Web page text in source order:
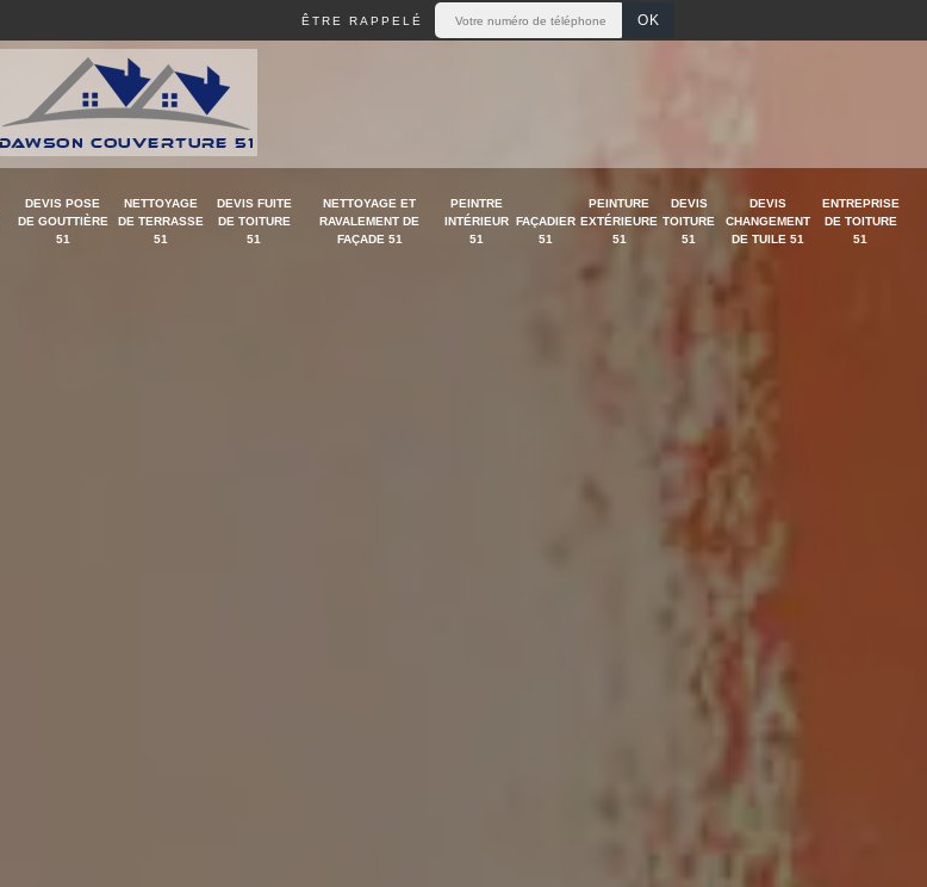
ÊTRE RAPPELÉ
DEVIS POSE
DE GOUTTIÈRE
51
NETTOYAGE
DE TERRASSE
51
DEVIS FUITE
DE TOITURE
51
NETTOYAGE ET
RAVALEMENT DE
FAÇADE 51
PEINTRE
INTÉRIEUR
51
FAÇADIER
51
PEINTURE
EXTÉRIEURE
51
DEVIS
TOITURE
51
DEVIS
CHANGEMENT
DE TUILE 51
ENTREPRISE
DE TOITURE
51